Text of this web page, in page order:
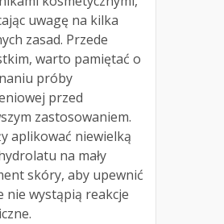
uwagę na kilka
zasad. Przede
warto pamiętać o
próby
przed
zastosowaniem.
aplikować niewielką
na mały
skóry, aby upewnić
nie wystąpią reakcje